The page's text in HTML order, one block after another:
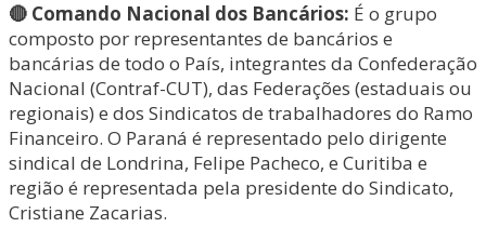
🔴 Comando Nacional dos Bancários: É o grupo
composto por representantes de bancários e
bancárias de todo o País, integrantes da Confederação
Nacional (Contraf-CUT), das Federações (estaduais ou
regionais) e dos Sindicatos de trabalhadores do Ramo
Financeiro. O Paraná é representado pelo dirigente
sindical de Londrina, Felipe Pacheco, e Curitiba e
região é representada pela presidente do Sindicato,
Cristiane Zacarias.